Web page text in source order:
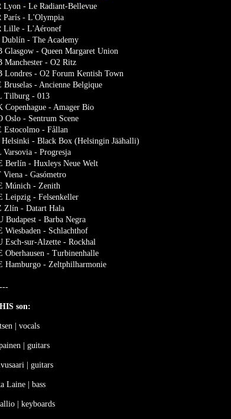
Lyon - Le Radiant-Bellevue
París - L'Olympia
Lille - L'Aéronef
- The Academy
Glasgow - Queen Margaret Union
Manchester - O2 Ritz
Londres - O2 Forum Kentish Town
Bruselas - Ancienne Belgique
Tilburg - 013
Copenhague - Amager Bio
Oslo - Sentrum Scene
Estocolmo - Fållan
- Black Box (Helsingin Jäähalli)
Varsovia - Progresja
Berlín - Huxleys Neue Welt
Viena - Gasómetro
Múnich - Zenith
Leipzig - Felsenkeller
Zlín - Datart Hala
Budapest - Barba Negra
Wiesbaden - Schlachthof
Esch-sur-Alzette - Rockhal
Oberhausen - Turbinenhalle
Hamburgo - Zeltphilharmonie
son:
| vocals
| guitars
| guitars
Laine | bass
| keyboards